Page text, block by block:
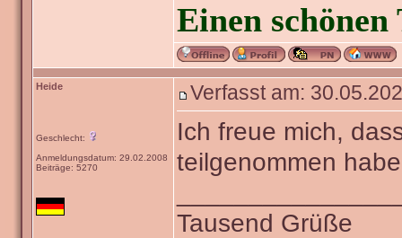
Einen
Heide
Geschlecht:
Anmeldungsdatum: 29.02.2008
Beiträge: 5270
Verfasst am:
Ich freue mich,
teilgenommen
Tausend Grüße